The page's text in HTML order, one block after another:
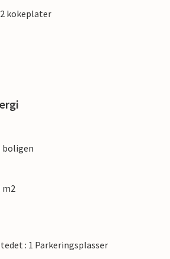
kokeplater
boligen
m2
: 1 Parkeringsplasser